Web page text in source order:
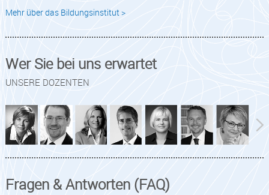
Mehr über das Bildungsinstitut >
Wer Sie bei uns erwartet
UNSERE DOZENTEN
Fragen & Antworten (FAQ)